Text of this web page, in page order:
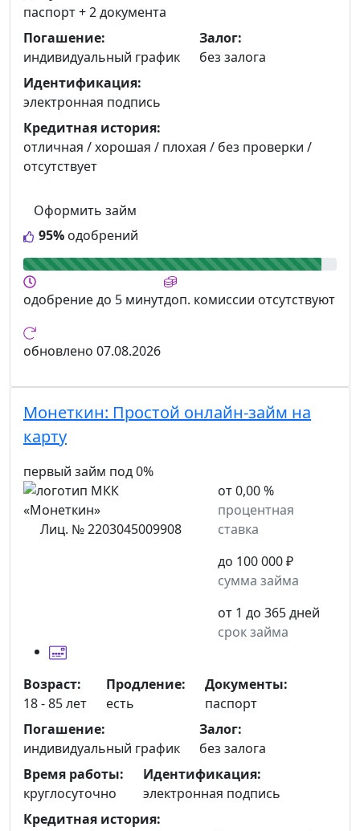
95% одобрений
Оформить займ
паспорт +2 документа
Погашение:
индивидуальный график
Залог:
без залога
Идентификация:
электронная подпись
Кредитная история:
отличная / хорошая / плохая / без проверки /
отсутствует
одобрениедо 5 минутдоп. комиссии отсутствуют
обновлено 07.08.2026
Монеткин: Простой онлайн-займ на
карту
первый займ под 0%
Лиц. № 2203045009908
от 0,00 %
процентная
ставка
до 100 000 ₽
сумма займа
от 1 до 365 дней
срок займа
Возраст:
18 - 85 лет
Продление:
есть
Документы:
паспорт
Погашение:
индивидуальный график
Залог:
без залога
Время работы:
круглосуточно
Идентификация:
электронная подпись
Кредитная история: